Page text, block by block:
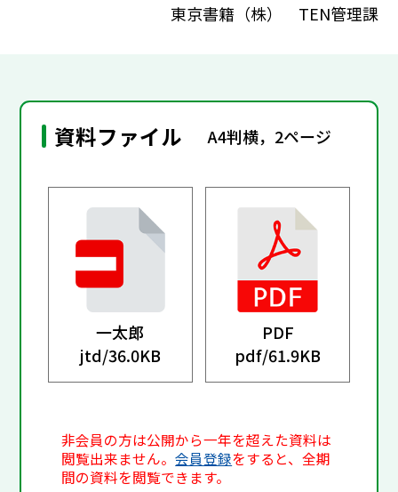
東京書籍（株） TEN管理課
資料ファイル A4判横，2ページ
一太郎
jtd/36.0KB
PDF
pdf/61.9KB
非会員の方は公開から一年を超えた資料は
閲覧出来ません。会員登録をすると、全期
間の資料を閲覧できます。